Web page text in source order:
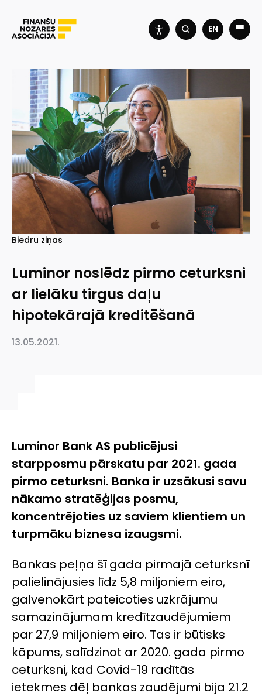
EN
Biedru ziņas
Luminor noslēdz pirmo ceturksni
ar lielāku tirgus daļu
hipotekārajā kreditēšanā
13.05.2021.
Luminor Bank AS publicējusi
starpposmu pārskatu par 2021. gada
pirmo ceturksni. Banka ir uzsākusi savu
nākamo stratēģijas posmu,
koncentrējoties uz saviem klientiem un
turpmāku biznesa izaugsmi.
Bankas peļņa šī gada pirmajā ceturksnī
palielinājusies līdz 5,8 miljoniem eiro,
galvenokārt pateicoties uzkrājumu
samazinājumam kredītzaudējumiem
par 27,9 miljoniem eiro. Tas ir būtisks
kāpums, salīdzinot ar 2020. gada pirmo
ceturksni, kad Covid-19 radītās
ietekmes dēļ bankas zaudējumi bija 21.2